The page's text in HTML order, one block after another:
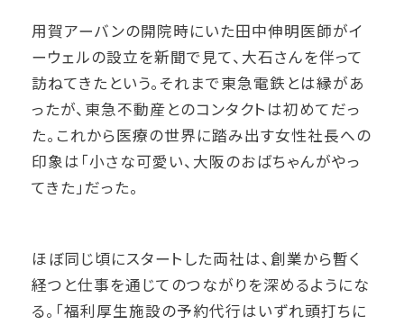
用賀アーバンの開院時にいた田中伸明医師がイ
ーウェルの設立を新聞で見て、大石さんを伴って
訪ねてきたという。それまで東急電鉄とは縁があ
ったが、東急不動産とのコンタクトは初めてだっ
た。これから医療の世界に踏み出す女性社長への
印象は「小さな可愛い、大阪のおばちゃんがやっ
てきた」だった。
ほぼ同じ頃にスタートした両社は、創業から暫く
経つと仕事を通じてのつながりを深めるようにな
る。「福利厚生施設の予約代行はいずれ頭打ちに